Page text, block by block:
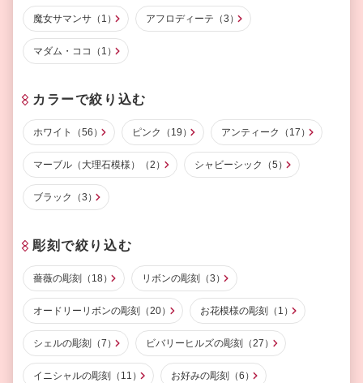
魔女サマンサ（1） アフロディーテ（3）
マダム・ココ（1）
カラーで絞り込む
ホワイト（56） ピンク（19） アンティーク（17）
マーブル（大理石模様）（2） シャビーシック（5）
ブラック（3）
彫刻で絞り込む
薔薇の彫刻（18） リボンの彫刻（3）
オードリーリボンの彫刻（20） お花模様の彫刻（1）
シェルの彫刻（7） ビバリーヒルズの彫刻（27）
イニシャルの彫刻（11） お好みの彫刻（6）